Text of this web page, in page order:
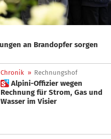
Chronik » Rechnungshof
 Alpini-Offizier wegen
Rechnung für Strom, Gas und
Wasser im Visier